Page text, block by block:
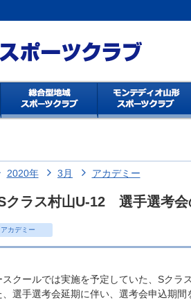
2020年 3月 アカデミー
クラス村山U-12 選手選考会
アカデミー
クールでは実施を予定していた、Sクラ
選手選考会延期に伴い、選考会申込期間